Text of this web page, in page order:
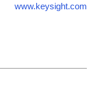
www.keysight.com